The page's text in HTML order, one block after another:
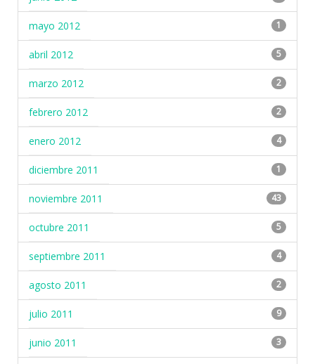
mayo 2012 1
abril 2012 5
marzo 2012 2
febrero 2012 2
enero 2012 4
diciembre 2011 1
noviembre 2011 43
octubre 2011 5
septiembre 2011 4
agosto 2011 2
julio 2011 9
junio 2011 3